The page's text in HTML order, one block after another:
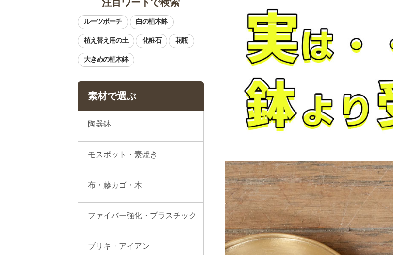
注目ワードで検索
素材で選ぶ
陶器鉢
モスポット・素焼き
布・藤カゴ・木
ファイバー強化・プラスチック
ブリキ・アイアン